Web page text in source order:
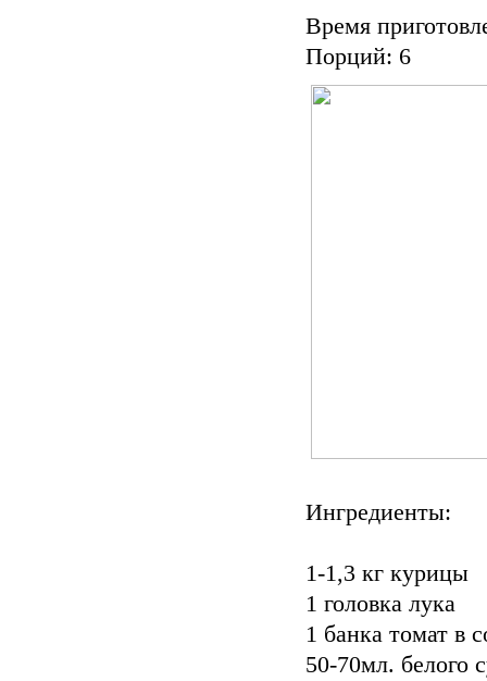
Время
Порций: 6
Ингредиенты:
1-1,3 кг курицы
1 головка лука
1 банка томат в
50-70мл. белого